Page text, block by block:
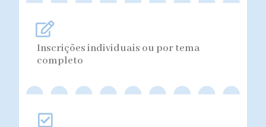
Inscrições individuais ou por tema
completo